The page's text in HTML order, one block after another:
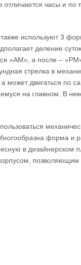
часы и по
используют 3
деление
«AM», а после –
стрелка в
может двигаться по
на главном. В
форма и
в дизайнерском
позволяющим